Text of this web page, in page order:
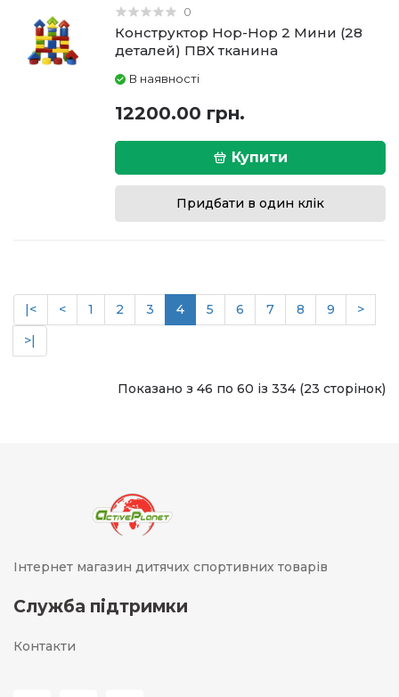
0
Конструктор Hop-Hop 2 Мини (28
деталей) ПВХ тканина
В наявності
12200.00 грн.
Купити
Придбати в один клік
|< < 1 2 3 4 5 6 7 8 9
>
>|
Показано з 46 по 60 із 334 (23 сторінок)
Інтернет магазин дитячих спортивних товарів
Служба підтримки
Контакти